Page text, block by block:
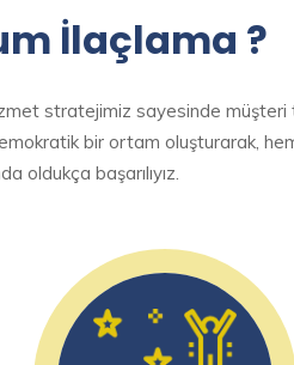
İlaçlama ?
stratejimiz sayesinde müşteri
bir ortam oluşturarak,
oldukça başarılıyız.